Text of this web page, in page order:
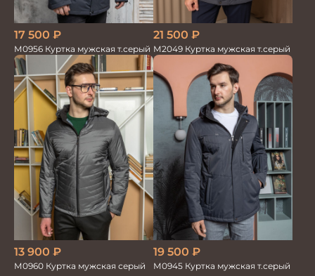
17 500 ₽
М0956 Куртка мужская т.серый
21 500 ₽
М2049 Куртка мужская т.серый
13 900 ₽
М0960 Куртка мужская серый
19 500 ₽
М0945 Куртка мужская т.серый